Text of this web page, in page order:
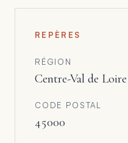
REPÈRES
RÉGION
Centre-Val de Loire
CODE POSTAL
45000